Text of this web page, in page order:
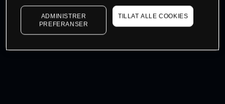
Kursene er veiledende.Log in
ADMINISTRER
PREFERANSER
TILLAT ALLE COOKIES